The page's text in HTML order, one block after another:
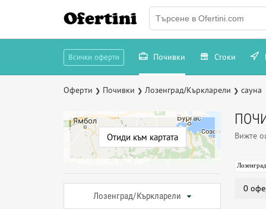
Ofertini
Всички оферти Почивки Стоки
Оферти ❯ Почивки ❯ Лозенград/Къркларели ❯ сауна
Отиди към картата
Лозенград/Къркларели
Вижте
0